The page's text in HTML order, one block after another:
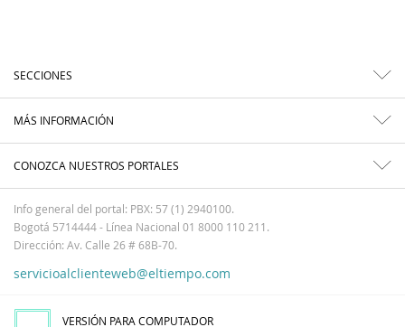
SECCIONES
MÁS INFORMACIÓN
CONOZCA NUESTROS PORTALES
Info general del portal: PBX: 57 (1) 2940100.
Bogotá 5714444 - Línea Nacional 01 8000 110 211.
Dirección: Av. Calle 26 # 68B-70.
servicioalclienteweb@eltiempo.com
VERSIÓN PARA COMPUTADOR